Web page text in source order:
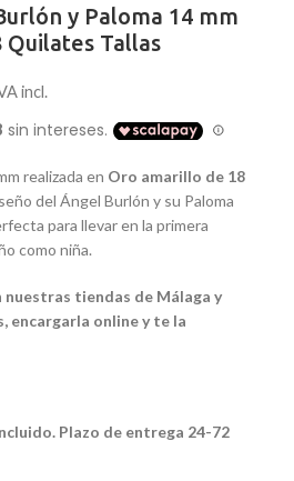
y Paloma 14 mm
Tallas
incl.
realizada en Oro amarillo de 18
del Ángel Burlón y su Paloma
para llevar en la primera
como niña.
nuestras tiendas de Málaga y
encargarla online y te la
Plazo de entrega 24-72